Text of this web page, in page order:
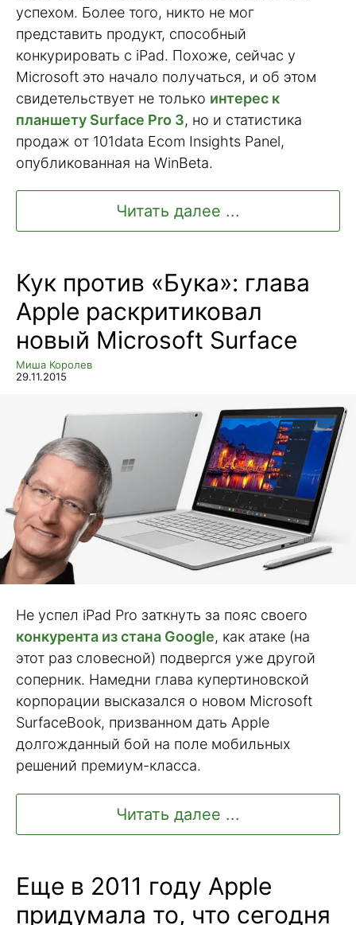
успехом. Более того, никто не мог
представить продукт, способный
конкурировать с iPad. Похоже, сейчас у
Microsoft это начало получаться, и об этом
свидетельствует не только интерес к
планшету Surface Pro 3, но и статистика
продаж от 101data Ecom Insights Panel,
опубликованная на WinBeta.
Читать далее ...
Кук против «Бука»: глава
Apple раскритиковал
новый Microsoft Surface
Миша Королев
29.11.2015
Не успел iPad Pro заткнуть за пояс своего
конкурента из стана Google, как атаке (на
этот раз словесной) подвергся уже другой
соперник. Намедни глава купертиновской
корпорации высказался о новом Microsoft
SurfaceBook, призванном дать Apple
долгожданный бой на поле мобильных
решений премиум-класса.
Читать далее ...
Еще в 2011 году Apple
придумала то, что сегодня